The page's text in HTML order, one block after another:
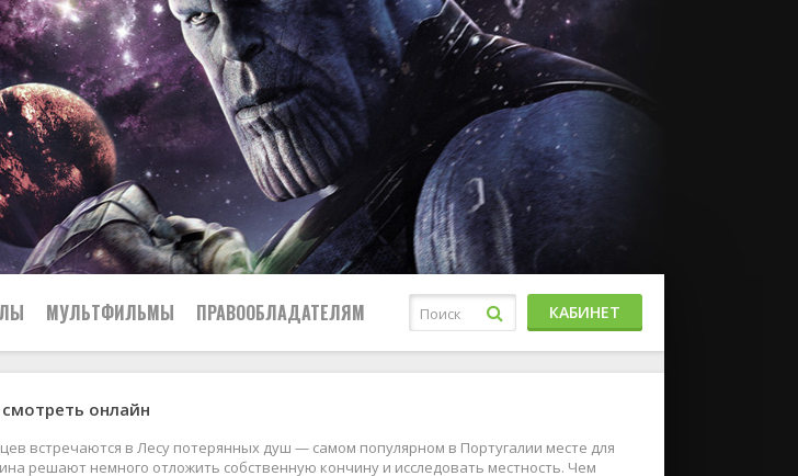
МУЛЬТФИЛЬМЫ ПРАВООБЛАДАТЕЛЯМ КАБИНЕТ
смотреть онлайн
встречаются в Лесу потерянных душ — самом популярном в Португалии месте для
решают немного отложить собственную кончину и исследовать местность. Чем